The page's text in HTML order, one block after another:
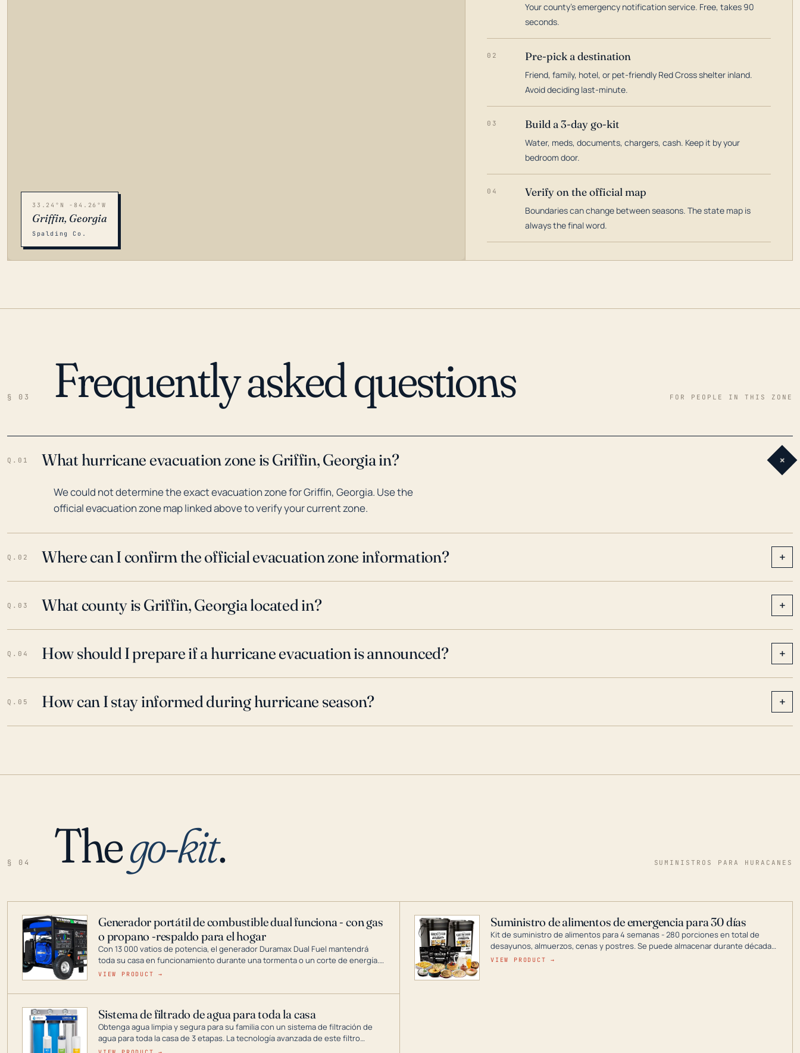
33.24°N -84.26°W
Griffin, Georgia
Spalding Co.
Your county's emergency notification service. Free, takes 90
seconds.
02 Pre-pick a destination
Friend, family, hotel, or pet-friendly Red Cross shelter inland.
Avoid deciding last-minute.
03 Build a 3-day go-kit
Water, meds, documents, chargers, cash. Keep it by your
bedroom door.
04 Verify on the official map
Boundaries can change between seasons. The state map is
always the final word.
§ 03 Frequently asked questions FOR PEOPLE IN THIS ZONE
Q.01 What hurricane evacuation zone is Griffin, Georgia in? +
We could not determine the exact evacuation zone for Griffin, Georgia. Use the
official evacuation zone map linked above to verify your current zone.
Q.02 Where can I confirm the official evacuation zone information? +
Q.03 What county is Griffin, Georgia located in? +
Q.04 How should I prepare if a hurricane evacuation is announced? +
Q.05 How can I stay informed during hurricane season? +
§ 04 Thego-kit. SUMINISTROS PARA HURACANES
Generador portátil de combustible dual funciona - con gas
o propano -respaldo para el hogar
Con 13 000 vatios de potencia, el generador Duramax Dual Fuel mantendrá
toda su casa en funcionamiento durante una tormenta o un corte de energía.
DuroMax es el líder de la industria en tecnología de generadores portátiles de
digitales hasta generadores que pueden alimentar toda su casa.
VIEW PRODUCT →
Suministro de alimentos de emergencia para 30 días
Kit de suministro de alimentos para 4 semanas - 280 porciones en total de
desayunos, almuerzos, cenas y postres. Se puede almacenar durante décadas
si se guarda en un lugar seco.
VIEW PRODUCT →
Sistema de filtrado de agua para toda la casa
Obtenga agua limpia y segura para su familia con un sistema de filtración de
agua para toda la casa de 3 etapas. La tecnología avanzada de este filtro
reduce los contaminantes nocivos como el cloro, el óxido, los olores y el sabor